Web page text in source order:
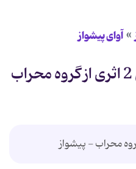
آوای پیشواز
آلبوم محراب عشق 2 اثری از گروه محراب